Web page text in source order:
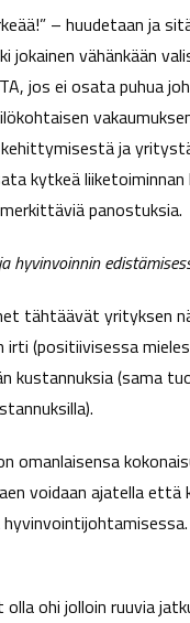
– huudetaan ja
jokainen vähänkään
jos ei osata puhua
ja
kytkeä
panostuksia.
hyvinvoinnin
tähtäävät yrityksen
irti (positiivisessa
kustannuksia (sama
omanlaisensa
voidaan ajatella
ohi jolloin ruuvia